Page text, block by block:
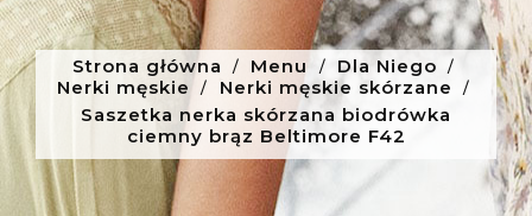
Strona główna Menu
Dla Niego
Nerki męskie
Nerki męskie skórzane
Saszetka nerka skórzana biodrówka
ciemny brąz Beltimore F42